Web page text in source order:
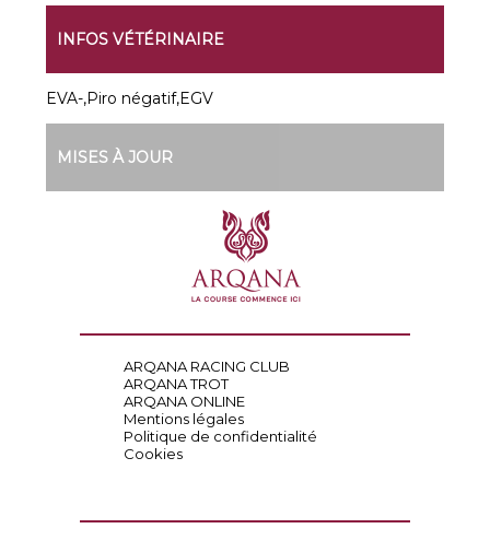
INFOS VÉTÉRINAIRE
EVA-,Piro négatif,EGV
MISES À JOUR
ARQANA RACING CLUB
ARQANA TROT
ARQANA ONLINE
Mentions légales
Politique de confidentialité
Cookies